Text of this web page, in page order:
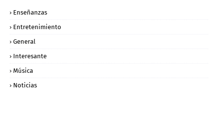
Enseñanzas
Entretenimiento
General
Interesante
Música
Noticias